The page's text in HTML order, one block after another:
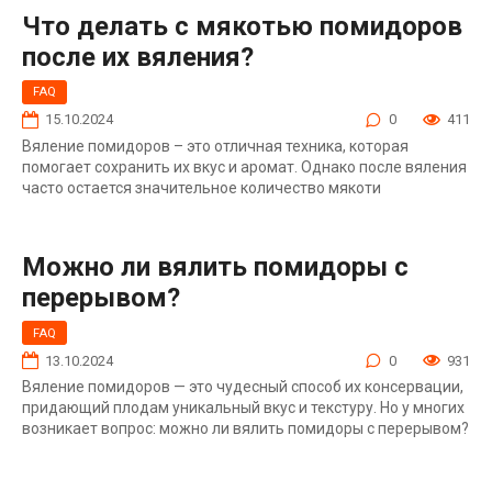
Что делать с мякотью помидоров
после их вяления?
FAQ
15.10.2024 0 411
Вяление помидоров – это отличная техника, которая
помогает сохранить их вкус и аромат. Однако после вяления
часто остается значительное количество мякоти
Можно ли вялить помидоры с
перерывом?
FAQ
13.10.2024 0 931
Вяление помидоров — это чудесный способ их консервации,
придающий плодам уникальный вкус и текстуру. Но у многих
возникает вопрос: можно ли вялить помидоры с перерывом?